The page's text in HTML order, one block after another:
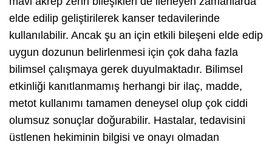
elde edilip geliştirilerek kanser tedavilerinde
kullanılabilir. Ancak şu an için etkili bileşeni elde edip
uygun dozunun belirlenmesi için çok daha fazla
bilimsel çalışmaya gerek duyulmaktadır. Bilimsel
etkinliği kanıtlanmamış herhangi bir ilaç, madde,
metot kullanımı tamamen deneysel olup çok ciddi
olumsuz sonuçlar doğurabilir. Hastalar, tedavisini
üstlenen hekiminin bilgisi ve onayı olmadan